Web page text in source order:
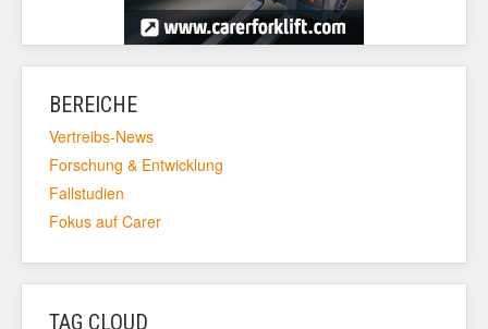
BEREICHE
Vertreibs-News
Forschung & Entwicklung
Fallstudien
Fokus auf Carer
TAG CLOUD